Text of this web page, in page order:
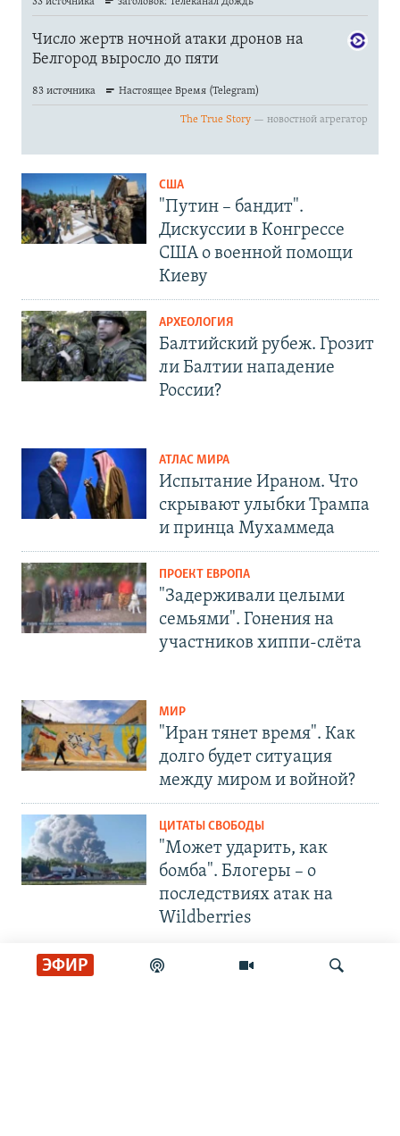
ЭФИР
США
"Путин – бандит".
Дискуссии в Конгрессе
США о военной помощи
Киеву
АРХЕОЛОГИЯ
Балтийский рубеж. Грозит
ли Балтии нападение
России?
АТЛАС МИРА
Испытание Ираном. Что
скрывают улыбки Трампа
и принца Мухаммеда
ПРОЕКТ ЕВРОПА
"Задерживали целыми
семьями". Гонения на
участников хиппи-слёта
МИР
"Иран тянет время". Как
долго будет ситуация
между миром и войной?
ЦИТАТЫ СВОБОДЫ
"Может ударить, как
бомба". Блогеры – о
последствиях атак на
Wildberries